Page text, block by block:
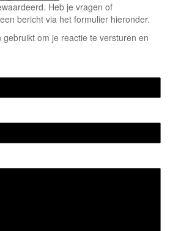
Heb je vragen of
bericht via het formulier hieronder.
gebruikt om je reactie te versturen en